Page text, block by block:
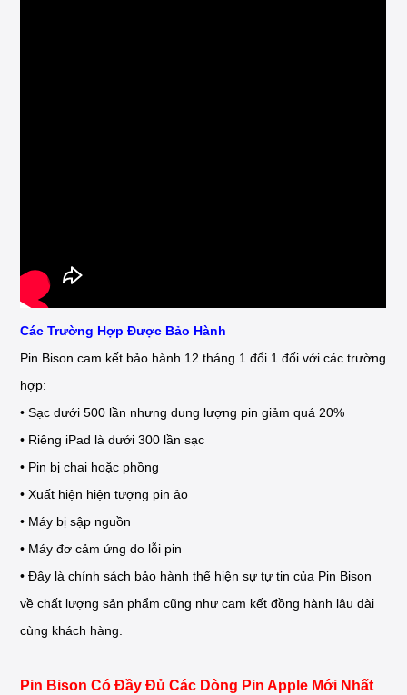
Các Trường Hợp Được Bảo Hành
Pin Bison cam kết bảo hành 12 tháng 1 đổi 1 đối với các trường
hợp:
• Sạc dưới 500 lần nhưng dung lượng pin giảm quá 20%
• Riêng iPad là dưới 300 lần sạc
• Pin bị chai hoặc phồng
• Xuất hiện hiện tượng pin ảo
• Máy bị sập nguồn
• Máy đơ cảm ứng do lỗi pin
• Đây là chính sách bảo hành thể hiện sự tự tin của Pin Bison
về chất lượng sản phẩm cũng như cam kết đồng hành lâu dài
cùng khách hàng.
Pin Bison Có Đầy Đủ Các Dòng Pin Apple Mới Nhất